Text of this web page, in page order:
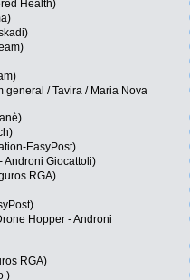
Health)
general / Tavira / Maria Nova
EasyPost)
Androni Giocattoli)
RGA)
Hopper - Androni
RGA)
)